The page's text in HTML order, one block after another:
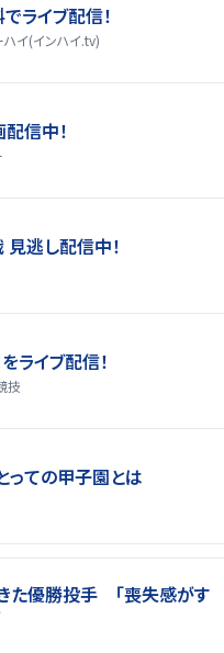
ライブ配信！
ハイ(インハイ.tv)
信中！
逃し配信中！
ライブ配信！
技
っての甲子園とは
た優勝投手 「喪失感がす